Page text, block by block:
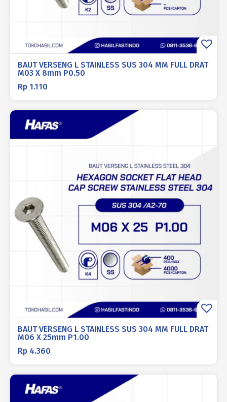
BAUT VERSENG L STAINLESS SUS 304 MM FULL DRAT
M03 X 8mm P0.50
Rp 1.110
BAUT VERSENG L STAINLESS SUS 304 MM FULL DRAT
M06 X 25mm P1.00
Rp 4.360